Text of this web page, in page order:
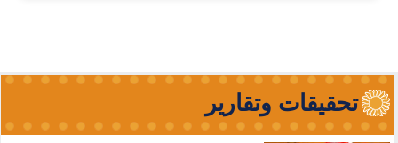
تحقيقات وتقارير